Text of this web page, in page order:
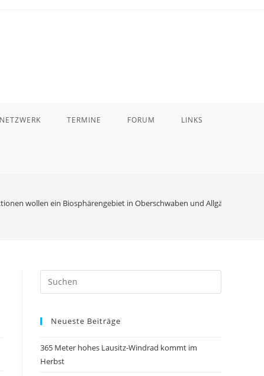
TERMINE FORUM LINKS
wollen ein Biosphärengebiet in Oberschwaben und Allgäu
Neueste Beiträge
365 Meter hohes Lausitz-Windrad kommt im
Herbst